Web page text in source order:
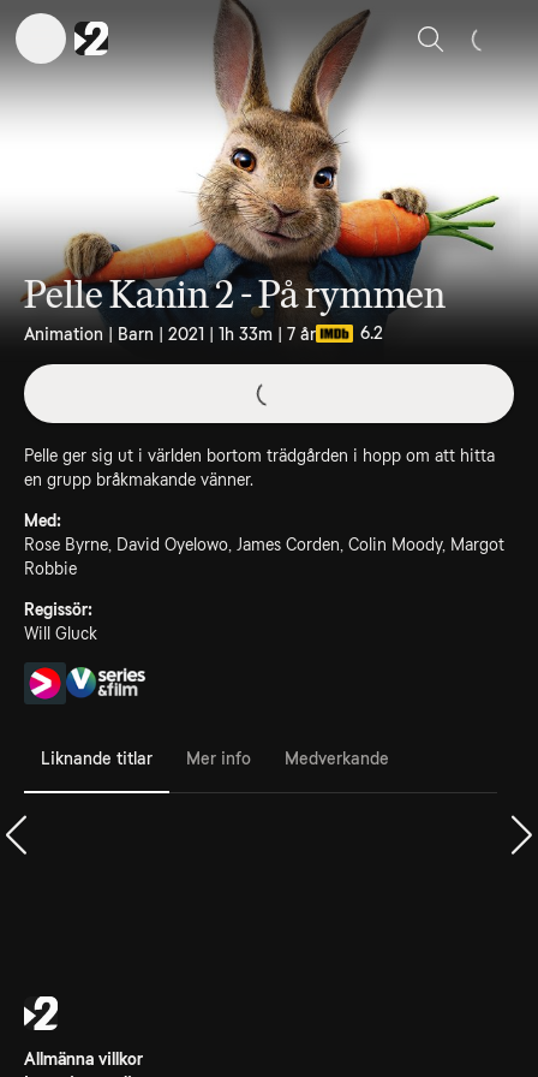
Sök
Pelle Kanin 2 - På rymmen
Animation | Barn | 2021 | 1h 33m | 7 år 6.2
Pelle ger sig ut i världen bortom trädgården i hopp om att hitta
en grupp bråkmakande vänner.
Med:
Rose Byrne, David Oyelowo, James Corden, Colin Moody, Margot
Robbie
Regissör:
Will Gluck
Liknande titlar Mer info Medverkande
Allmänna villkor